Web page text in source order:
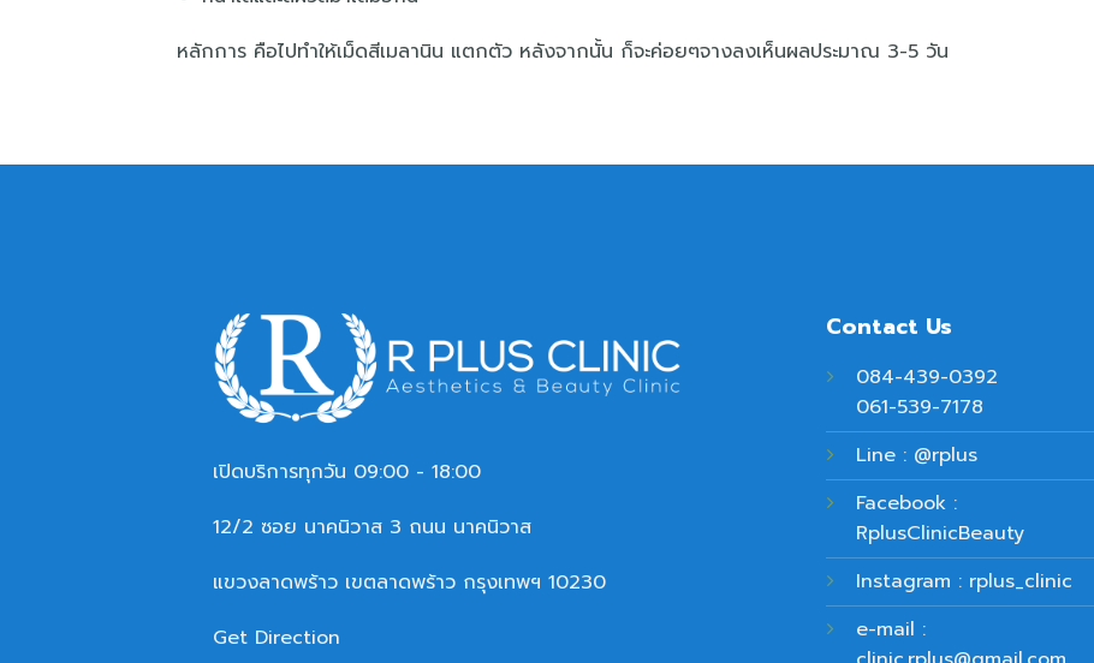
หลักการ คือไปทำให้เม็ดสีเมลานิน แตกตัว หลังจากนั้น ก็จะค่อยๆจางลงเห็นผลประมาณ 3-5 วัน
เปิดบริการทุกวัน 09:00 - 18:00
12/2 ซอย นาคนิวาส 3 ถนน นาคนิวาส
แขวงลาดพร้าว เขตลาดพร้าว กรุงเทพฯ 10230
Get Direction
Contact Us
084-439-0392
061-539-7178
Line : @rplus
Facebook :
RplusClinicBeauty
Instagram : rplus_clinic
e-mail :